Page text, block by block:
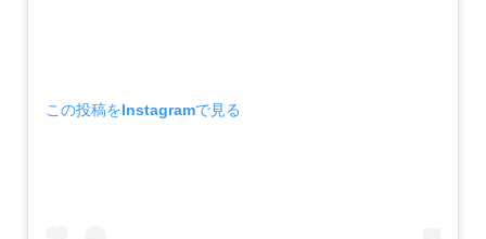
この投稿をInstagramで見る